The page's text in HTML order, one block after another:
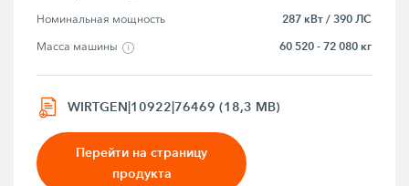
Номинальная мощность 287 кВт / 390 ЛС
Macca мaшины 60 520 - 72 080 кг
WIRTGEN|10922|76469 (18,3 MB)
Перейти на страницу
продукта